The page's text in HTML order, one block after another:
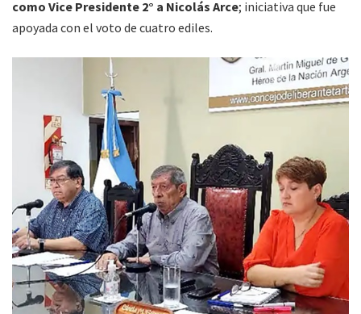
como Vice Presidente 2° a Nicolás Arce; iniciativa que fue
apoyada con el voto de cuatro ediles.